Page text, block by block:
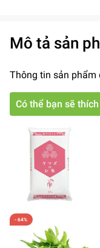
Mô tả sản
Thông tin sản
Có thể bạn sẽ thích